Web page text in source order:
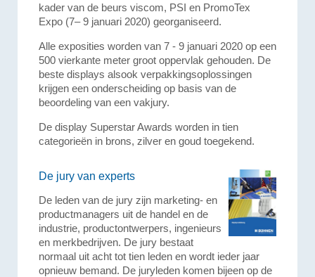
kader van de beurs viscom, PSI en PromoTex
Expo (7– 9 januari 2020) georganiseerd.
Alle exposities worden van 7 - 9 januari 2020 op een
500 vierkante meter groot oppervlak gehouden. De
beste displays alsook verpakkingsoplossingen
krijgen een onderscheiding op basis van de
beoordeling van een vakjury.
De display Superstar Awards worden in tien
categorieën in brons, zilver en goud toegekend.
De jury van experts
De leden van de jury zijn marketing- en
productmanagers uit de handel en de
industrie, productontwerpers, ingenieurs
en merkbedrijven. De jury bestaat
normaal uit acht tot tien leden en wordt ieder jaar
opnieuw bemand. De juryleden komen bijeen op de